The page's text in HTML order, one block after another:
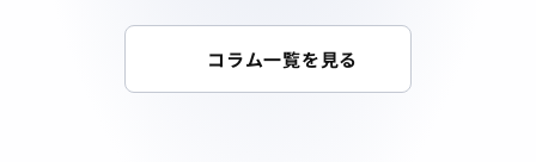
コラム一覧を見る